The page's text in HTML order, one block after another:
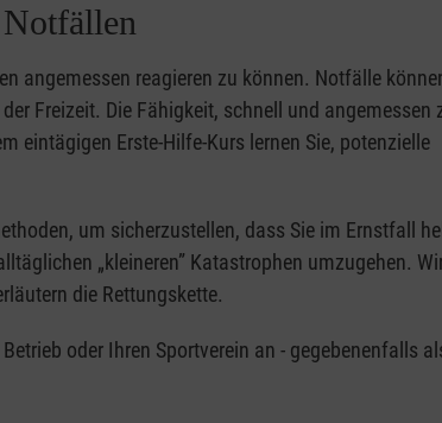
angemessen reagieren zu können. Notfälle
Freizeit. Die Fähigkeit, schnell und angemessen
eintägigen Erste-Hilfe-Kurs lernen Sie, potenzielle
um sicherzustellen, dass Sie im Ernstfall
„kleineren” Katastrophen umzugehen.
die Rettungskette.
oder Ihren Sportverein an - gegebenenfalls